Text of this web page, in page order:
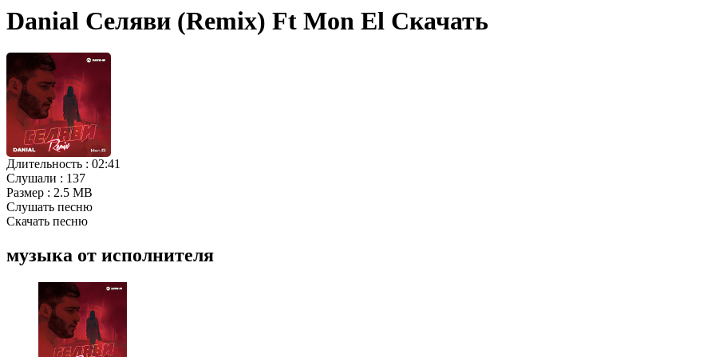
Danial Селяви (Remix) Ft Mon El Скачать
Длительность : 02:41
Слушали : 137
Размер : 2.5 MB
Слушать песню
Скачать песню
музыка от исполнителя